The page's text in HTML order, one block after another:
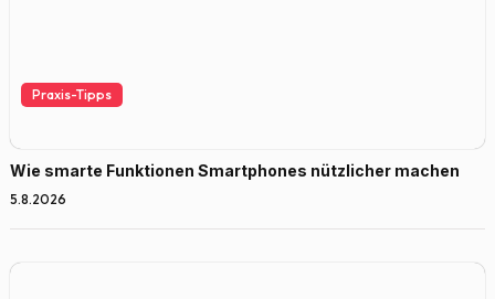
Praxis-Tipps
Wie smarte Funktionen Smartphones nützlicher machen
5.8.2026